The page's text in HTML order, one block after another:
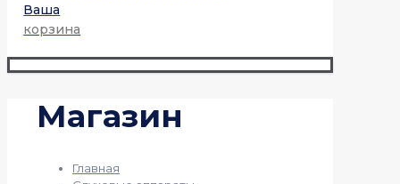
Ваша
корзина
Магазин
Главная